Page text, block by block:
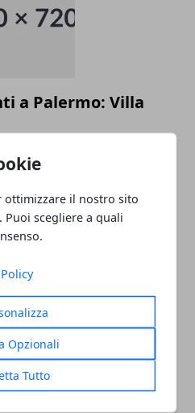
ottimizzare il nostro sito
scegliere a quali
Opzionali
Tutto
a Palermo: Villa